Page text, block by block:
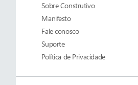
SobreConstrutivo
Manifesto
Fale conosco
Suporte
Política de Privacidade